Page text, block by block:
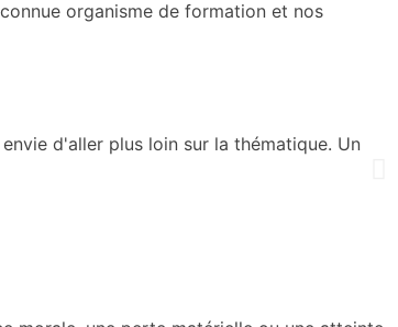
organisme de formation et nos
d'aller plus loin sur la thématique. Un